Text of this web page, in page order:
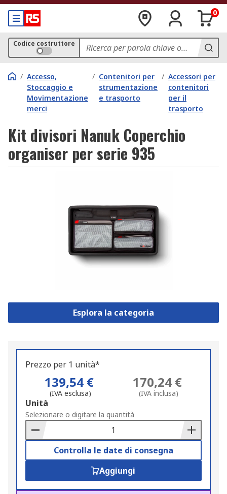
0
Codice costruttore
/ Accesso,
Stoccaggio e
Movimentazione
merci
/ Contenitori per
strumentazione
e trasporto
/ Accessori per
contenitori
per il
trasporto
Kit divisori Nanuk Coperchio
organiser per serie 935
Esplora la categoria
Prezzo per 1 unità*
139,54 €
(IVA esclusa)
170,24 €
(IVA inclusa)
Add
to
Basket
Unità
Selezionare o digitare la quantità
Controlla le date di consegna
Aggiungi